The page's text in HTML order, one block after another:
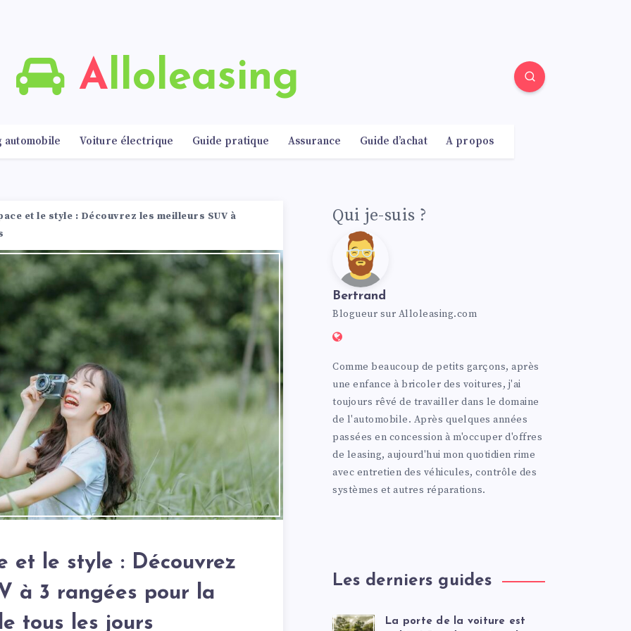
Alloleasing
automobile Voiture électrique Guide pratique Assurance Guide d’achat A propos
et le style : Découvrez les meilleurs SUV à
et le style : Découvrez
à 3 rangées pour la
tous les jours
Qui je-suis ?
Bertrand
Blogueur sur Alloleasing.com
Comme beaucoup de petits garçons, après
une enfance à bricoler des voitures, j'ai
toujours rêvé de travailler dans le domaine
de l'automobile. Après quelques années
passées en concession à m'occuper d'offres
de leasing, aujourd'hui mon quotidien rime
avec entretien des véhicules, contrôle des
systèmes et autres réparations.
Les derniers guides
La porte de la voiture est